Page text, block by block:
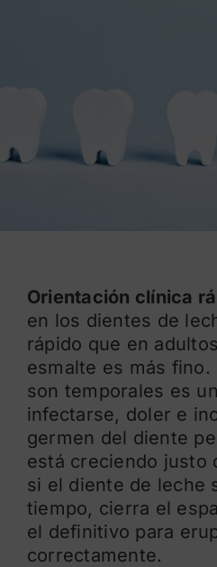
Orientación clínica
en los dientes de
rápido que en
esmalte es más
son temporales es
infectarse, doler e
germen del diente
está creciendo justo
si el diente de leche
tiempo, cierra el
el definitivo para
correctamente.